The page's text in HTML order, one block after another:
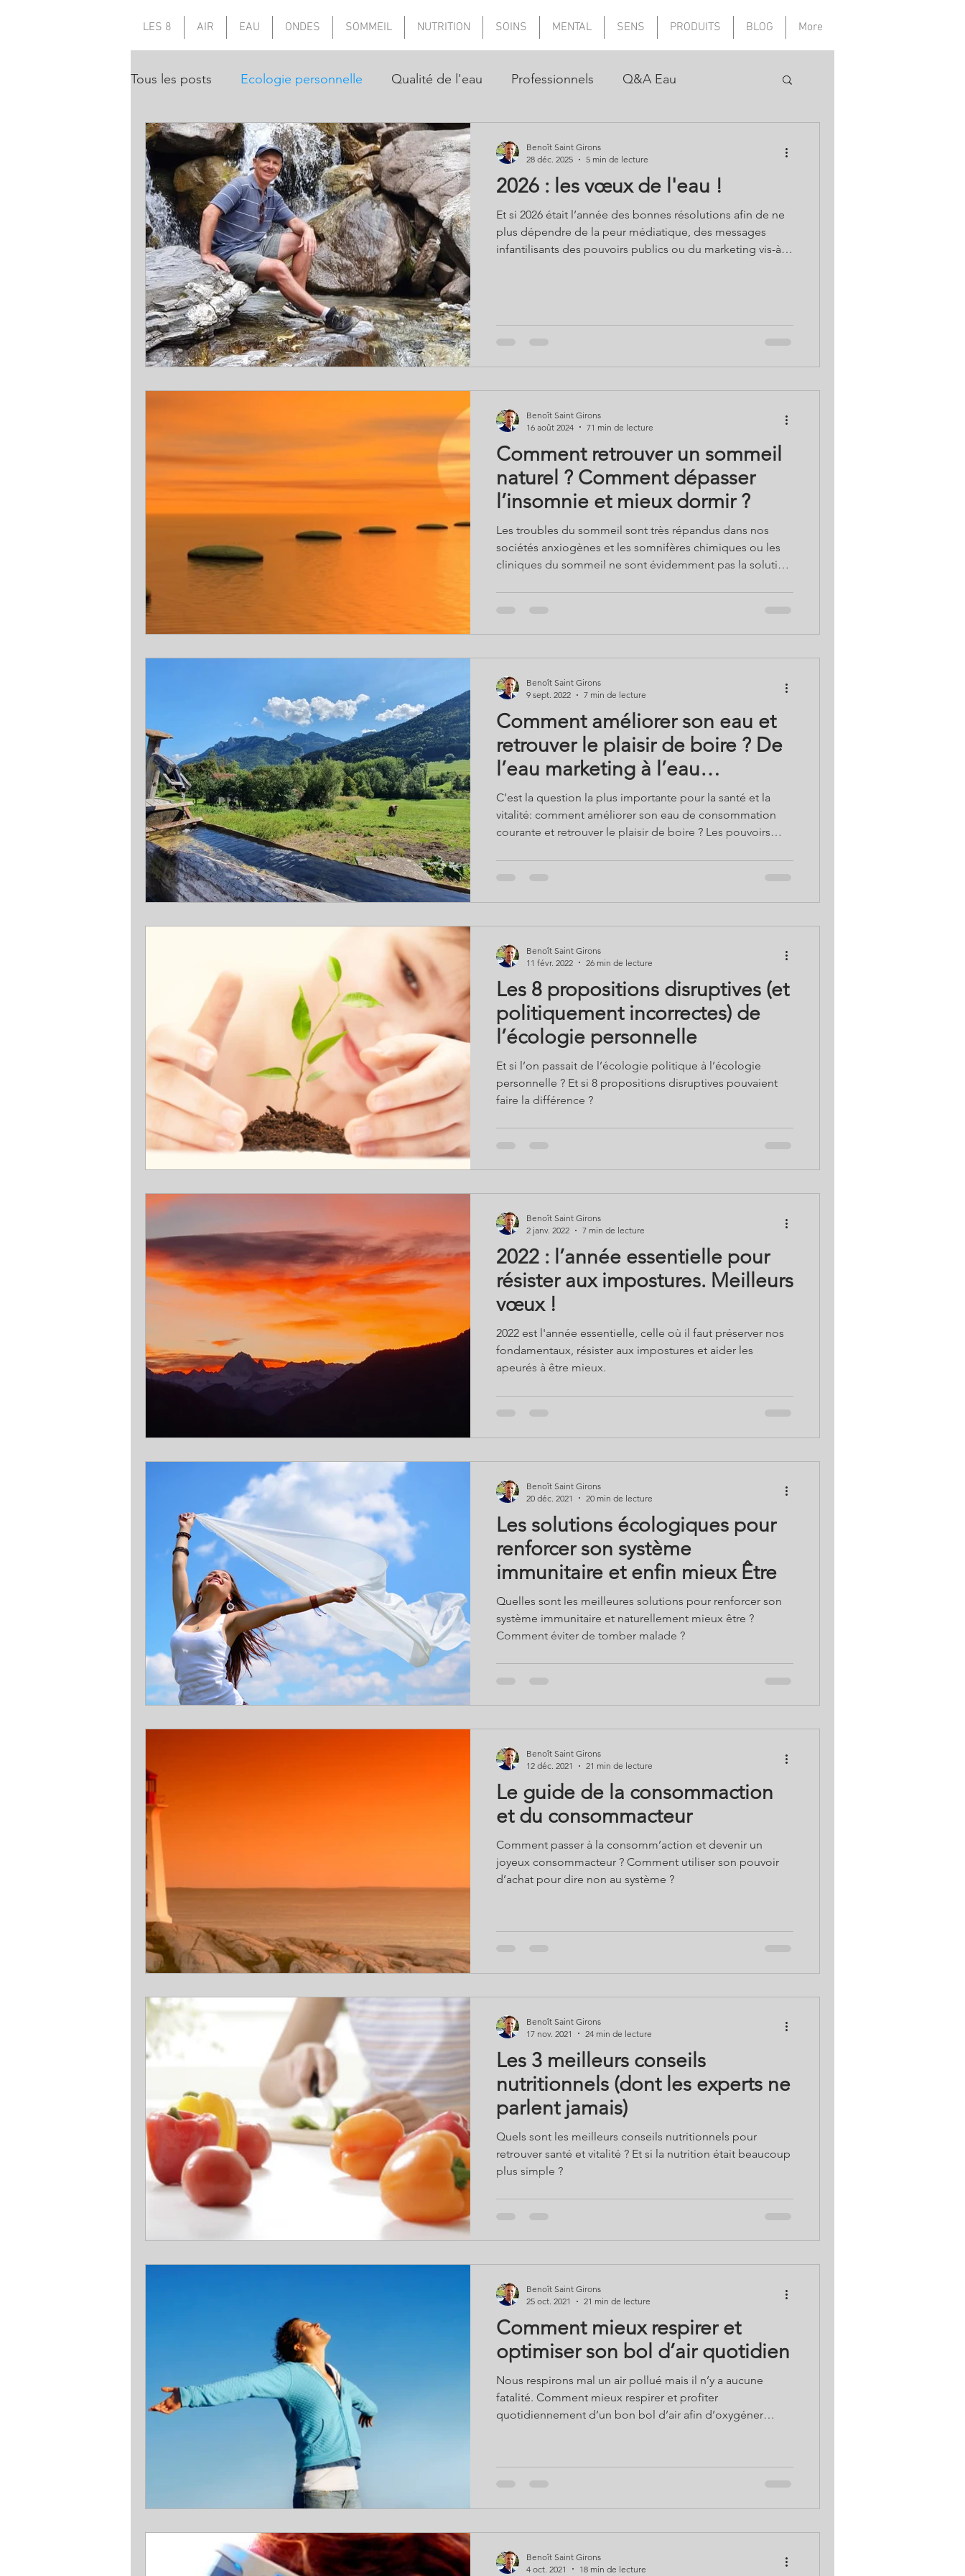
LES 8 AIR EAU ONDES SOMMEIL NUTRITION SOINS MENTAL SENS PRODUITS BLOG More
Tous les posts Ecologie personnelle Qualité de l'eau Professionnels Q&A Eau
2026 : les vœux de l'eau !
Et si 2026 était l’année des bonnes résolutions afin de ne
plus dépendre de la peur médiatique, des messages
infantilisants des pouvoirs publics ou du marketing vis-à-
Benoît Saint Girons
28 déc. 2025
5 min de lecture
Comment retrouver un sommeil
naturel ? Comment dépasser
l’insomnie et mieux dormir ?
Les troubles du sommeil sont très répandus dans nos
sociétés anxiogènes et les somnifères chimiques ou les
cliniques du sommeil ne sont évidemment pas la solution
Benoît Saint Girons de Solutions Bio avec toutes les pistes
Benoît Saint Girons
16 août 2024
71 min de lecture
Comment améliorer son eau et
retrouver le plaisir de boire ? De
l’eau marketing à l’eau
biocompatible…
C’est la question la plus importante pour la santé et la
vitalité: comment améliorer son eau de consommation
courante et retrouver le plaisir de boire ? Les pouvoirs
réponse de bon sens ? Révélations et solutions
Benoît Saint Girons
9 sept. 2022
7 min de lecture
Les 8 propositions disruptives (et
politiquement incorrectes) de
l’écologie personnelle
Et si l’on passait de l’écologie politique à l’écologie
personnelle ? Et si 8 propositions disruptives pouvaient
faire la différence ?
Benoît Saint Girons
11 févr. 2022
26 min de lecture
2022 : l’année essentielle pour
résister aux impostures. Meilleurs
vœux !
2022 est l'année essentielle, celle où il faut préserver nos
fondamentaux, résister aux impostures et aider les
apeurés à être mieux.
Benoît Saint Girons
2 janv. 2022
7 min de lecture
Les solutions écologiques pour
renforcer son système
immunitaire et enfin mieux Être
Quelles sont les meilleures solutions pour renforcer son
système immunitaire et naturellement mieux être ?
Comment éviter de tomber malade ?
Benoît Saint Girons
20 déc. 2021
20 min de lecture
Le guide de la consommaction
et du consommacteur
Comment passer à la consomm’action et devenir un
joyeux consommacteur ? Comment utiliser son pouvoir
d’achat pour dire non au système ?
Benoît Saint Girons
12 déc. 2021
21 min de lecture
Les 3 meilleurs conseils
nutritionnels (dont les experts ne
parlent jamais)
Quels sont les meilleurs conseils nutritionnels pour
retrouver santé et vitalité ? Et si la nutrition était beaucoup
plus simple ?
Benoît Saint Girons
17 nov. 2021
24 min de lecture
Comment mieux respirer et
optimiser son bol d’air quotidien
Nous respirons mal un air pollué mais il n’y a aucune
fatalité. Comment mieux respirer et profiter
quotidiennement d’un bon bol d’air afin d’oxygéner
ses pièces, apprendre à respirer… Solutions Bio de
Benoît Saint Girons
25 oct. 2021
21 min de lecture
Benoît Saint Girons
4 oct. 2021
18 min de lecture